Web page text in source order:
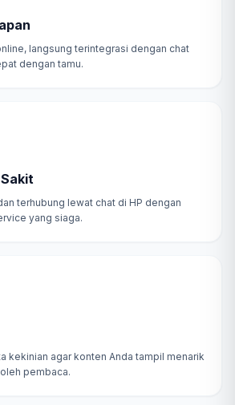
langsung terintegrasi dengan chat
dengan tamu.
Sakit
terhubung lewat chat di HP dengan
yang siaga.
kekinian agar konten Anda tampil menarik
pembaca.